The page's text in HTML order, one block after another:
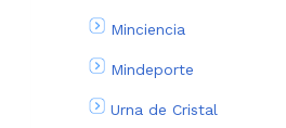
Minciencia
Mindeporte
Urna de Cristal